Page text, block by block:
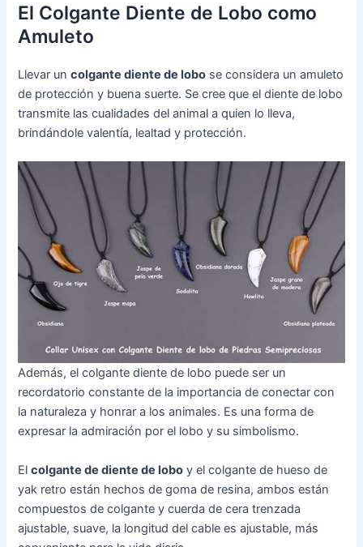
El Colgante Diente de Lobo como
Amuleto
Llevar uncolgante diente de lobo se considera un amuleto
de protección y buena suerte. Se cree que el diente de lobo
transmite las cualidades del animal a quien lo lleva,
brindándole valentía, lealtad y protección.
Además, el colgante diente de lobo puede ser un
recordatorio constante de la importancia de conectar con
la naturaleza y honrar a los animales. Es una forma de
expresar la admiración por el lobo y su simbolismo.
Elcolgante de diente de lobo y el colgante de hueso de
yak retro están hechos de goma de resina, ambos están
compuestos de colgante y cuerda de cera trenzada
ajustable, suave, la longitud del cable es ajustable, más